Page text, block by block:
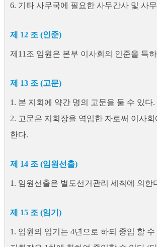
6. 기타 사무국에 필요한 사무간사 및 사
제 12 조 (인준)
제11조 임원은 본부 이사회의 인준을 득
제 13 조 (고문)
1. 본 지회에 약간 명의 고문을 둘 수 있다.
2. 고문은 지회장을 역임한 자로써 이사
한다.
제 14 조 (임원선출)
1. 임원선출은 별도선거관리 세칙에 의한
제 15 조 (임기)
1. 임원의 임기는 4년으로 하되 중임 할 수